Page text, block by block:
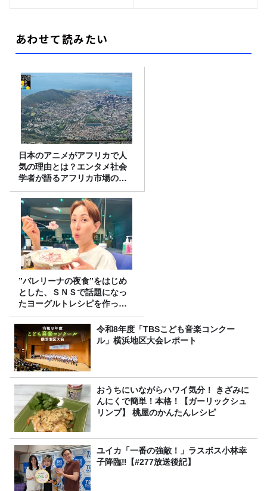
あわせて読みたい
日本のアニメがアフリカで人
気の理由とは？エンタメ社会
学者が語るアフリカ市場のリ
アル
”バレリーナの夜食”をはじめ
とした、ＳＮＳで話題になっ
たヨーグルトレシピを作って
みた！
令和8年度「TBSこども音楽コンクー
ル」横浜地区大会レポート
おうちにいながらハワイ気分！ きざみに
んにくで簡単！本格！【ガーリックシュ
リンプ】 桃屋のかんたんレシピ
ユイカ「一番の強敵！」ラスボス小林幸
子降臨‼【#277放送後記】